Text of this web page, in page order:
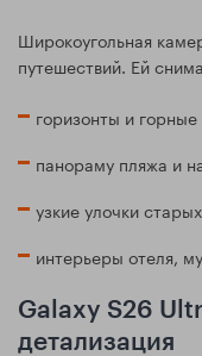
Широкоугольная
путешествий. Ей
горизонты и
панораму пляжа и
узкие улочки
интерьеры отеля,
Galaxy S26
детализация